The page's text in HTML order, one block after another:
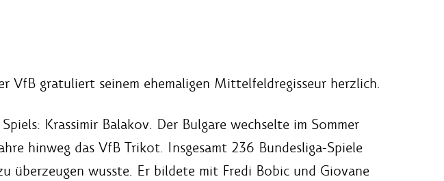
VfB gratuliert seinem ehemaligen Mittelfeldregisseur herzlich.
Krassimir Balakov. Der Bulgare wechselte im Sommer
hinweg das VfB Trikot. Insgesamt 236 Bundesliga-Spiele
wusste. Er bildete mit Fredi Bobic und Giovane